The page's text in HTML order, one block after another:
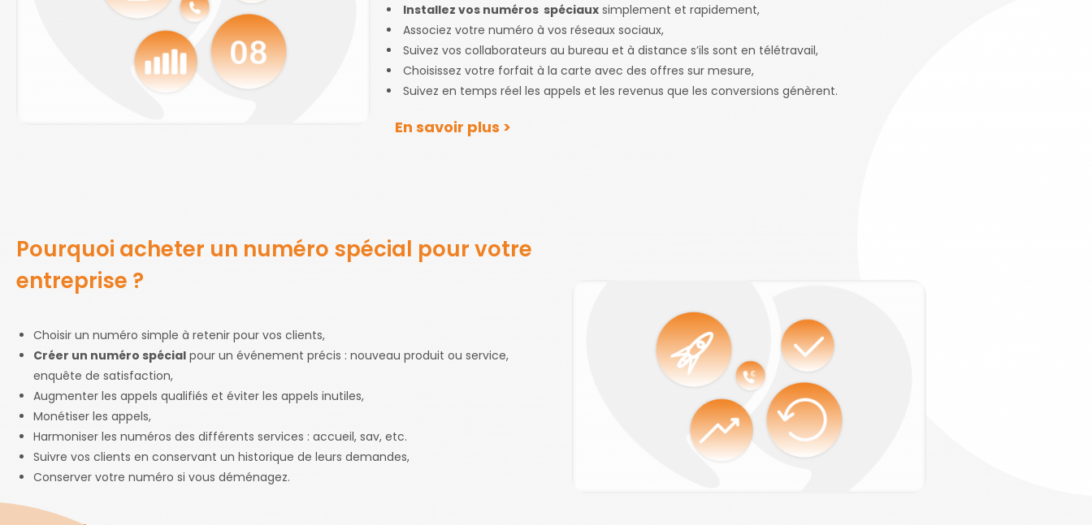
Installez vos numéros spéciaux simplement et rapidement,
Associez votre numéro à vos réseaux sociaux,
Suivez vos collaborateurs au bureau et à distance s’ils sont en télétravail,
Choisissez votre forfait à la carte avec des offres sur mesure,
Suivez en temps réel les appels et les revenus que les conversions génèrent.
En savoir plus >
Pourquoi acheter un numéro spécial pour votre
entreprise ?
Choisir un numéro simple à retenir pour vos clients,
Créer un numéro spécial pour un événement précis : nouveau produit ou service,
enquête de satisfaction,
Augmenter les appels qualifiés et éviter les appels inutiles,
Monétiser les appels,
Harmoniser les numéros des différents services : accueil, sav, etc.
Suivre vos clients en conservant un historique de leurs demandes,
Conserver votre numéro si vous déménagez.